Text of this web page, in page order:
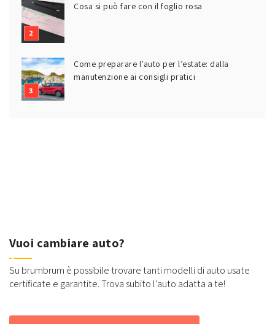
Cosa si può fare con il foglio rosa
Come preparare l’auto per l’estate: dalla
manutenzione ai consigli pratici
Vuoi cambiare auto?
Su brumbrum è possibile trovare tanti modelli di auto usate
certificate e garantite. Trova subito l'auto adatta a te!